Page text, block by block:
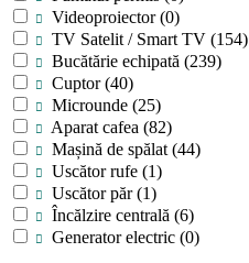
Videoproiector(0)
TV Satelit / Smart TV (154)
Bucătărie echipată (239)
Cuptor(40)
Microunde (25)
Aparat cafea (82)
Mașină de spălat (44)
Uscător rufe (1)
Uscător păr(1)
Încălzire centrală (6)
Generator electric (0)